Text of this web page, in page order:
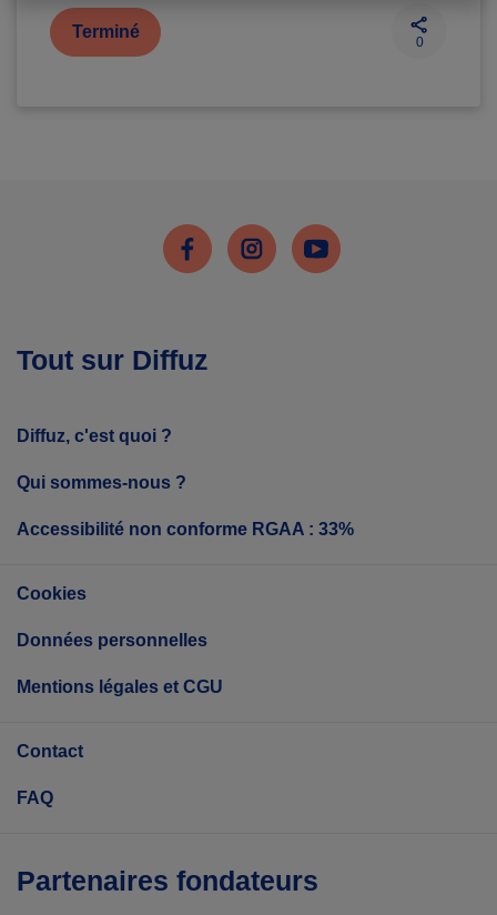
Terminé
0
FacebookInstagramYoutube
Tout sur Diffuz
Diffuz, c'est quoi ?
Qui sommes-nous ?
Accessibilité non conforme RGAA : 33%
Cookies
Données personnelles
Mentions légales et CGU
Contact
FAQ
Partenaires fondateurs